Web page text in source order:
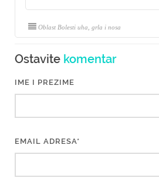
Oblast Bolesti uha, grla i nosa
Ostavite komentar
IME I PREZIME
EMAIL ADRESA*